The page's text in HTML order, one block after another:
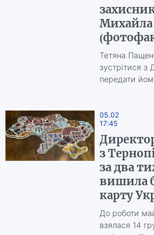
Михайла
Тетяна
зустрітися з
передати
05.02
17:45
з
за два
вишила
карту
До роботи
взялася 14